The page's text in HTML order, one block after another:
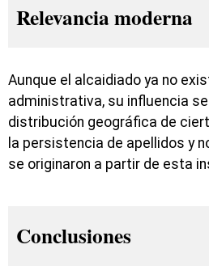
Relevancia moderna
Aunque el alcaidiado ya no
administrativa, su influencia
distribución geográfica de
la persistencia de apellidos y
se originaron a partir de esta
Conclusiones